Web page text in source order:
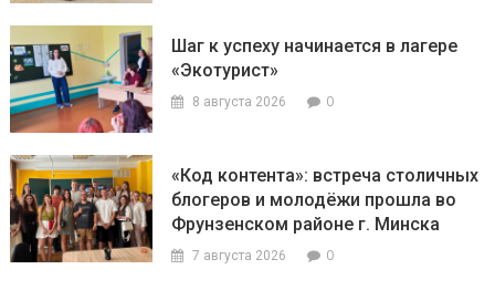
Шаг к успеху начинается в лагере
«Экотурист»
8 августа 2026 0
«Код контента»: встреча столичных
блогеров и молодёжи прошла во
Фрунзенском районе г. Минска
7 августа 2026 0